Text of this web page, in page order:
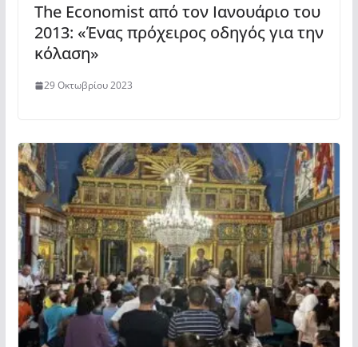
The Economist από τον Ιανουάριο του
2013: «Ένας πρόχειρος οδηγός για την
κόλαση»
29 Οκτωβρίου 2023